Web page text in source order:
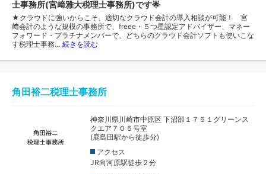
士事務所(宮﨑雅大税理士事務所)です🌟
★クラウドに強いからこそ、適切なクラウド会計の導入相談が可能！ 宮
﨑会計のような規模の事務所で、freee・５つ星認定アドバイザー、マネー
フォワード・プラチナメンバーで、どちらのクラウド会計ソフトも使いこな
す税理士事務… 続きを読む
角田裕二税理士事務所
神奈川県川崎市中原区 下沼部１７５１グリーンス
クエア７０５号室
(鹿島田駅から徒歩分)
アクセス
JR向河原駅徒歩２分